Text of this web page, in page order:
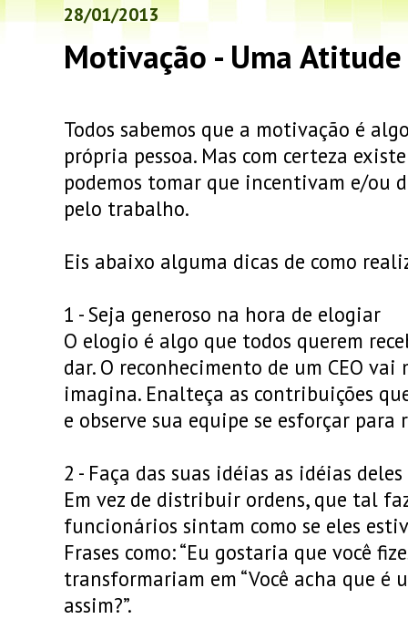
28/01/2013
Motivação - Uma Atitude
Todos sabemos que a motivação é
própria pessoa. Mas com certeza
podemos tomar que incentivam e/ou
pelo trabalho.
Eis abaixo alguma dicas de como
1 - Seja generoso na hora de elogiar
O elogio é algo que todos querem
dar. O reconhecimento de um CEO vai
imagina. Enalteça as contribuições
e observe sua equipe se esforçar para
2 - Faça das suas idéias as idéias deles
Em vez de distribuir ordens, que tal
funcionários sintam como se eles
Frases como: “Eu gostaria que você
transformariam em “Você acha que é
assim?”.